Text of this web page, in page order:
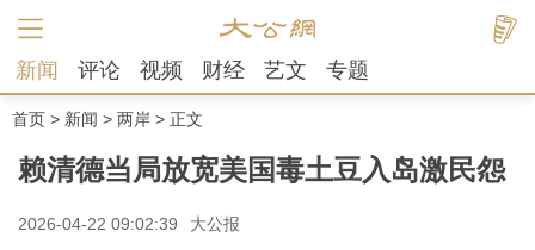
新闻 评论 视频 财经 艺文 专题
首页 > 新闻 > 两岸 > 正文
赖清德当局放宽美国毒土豆入岛激民怨
2026-04-22 09:02:39 大公报